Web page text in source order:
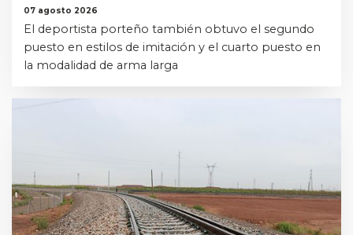
07 agosto 2026
El deportista porteño también obtuvo el segundo
puesto en estilos de imitación y el cuarto puesto en
la modalidad de arma larga